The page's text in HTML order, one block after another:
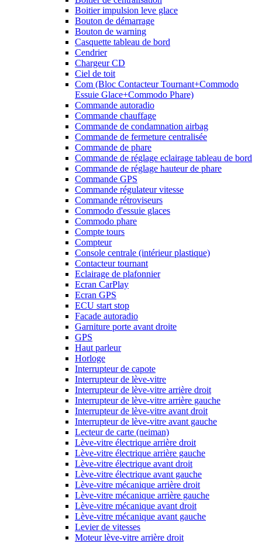
Boitier impulsion leve glace
Bouton de démarrage
Bouton de warning
Casquette tableau de bord
Cendrier
Chargeur CD
Ciel de toit
Com (Bloc Contacteur Tournant+Commodo
Essuie Glace+Commodo Phare)
Commande autoradio
Commande chauffage
Commande de condamnation airbag
Commande de fermeture centralisée
Commande de phare
Commande de réglage eclairage tableau de bord
Commande de réglage hauteur de phare
Commande GPS
Commande régulateur vitesse
Commande rétroviseurs
Commodo d'essuie glaces
Commodo phare
Compte tours
Compteur
Console centrale (intérieur plastique)
Contacteur tournant
Eclairage de plafonnier
Ecran CarPlay
Ecran GPS
ECU start stop
Facade autoradio
Garniture porte avant droite
GPS
Haut parleur
Horloge
Interrupteur de capote
Interrupteur de lève-vitre
Interrupteur de lève-vitre arrière droit
Interrupteur de lève-vitre arrière gauche
Interrupteur de lève-vitre avant droit
Interrupteur de lève-vitre avant gauche
Lecteur de carte (neiman)
Lève-vitre électrique arrière droit
Lève-vitre électrique arrière gauche
Lève-vitre électrique avant droit
Lève-vitre électrique avant gauche
Lève-vitre mécanique arrière droit
Lève-vitre mécanique arrière gauche
Lève-vitre mécanique avant droit
Lève-vitre mécanique avant gauche
Levier de vitesses
Moteur lève-vitre arrière droit